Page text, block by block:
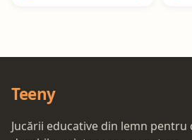
Teeny
Jucării educative din lemn pentru